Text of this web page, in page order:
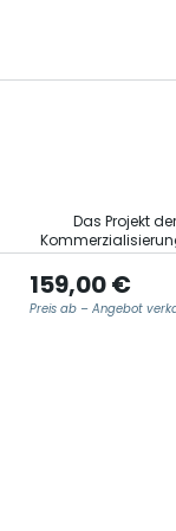
159,00 €
Preis ab – Angebot
Das Projekt
Kultur und
Rahmen der
Abfederung der
für